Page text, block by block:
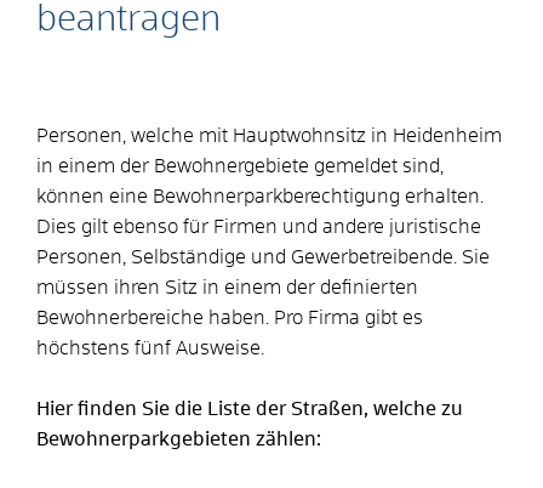
beantragen
Personen, welche mit Hauptwohnsitz in Heidenheim
in einem der Bewohnergebiete gemeldet sind,
können eine Bewohnerparkberechtigung erhalten.
Dies gilt ebenso für Firmen und andere juristische
Personen, Selbständige und Gewerbetreibende. Sie
müssen ihren Sitz in einem der definierten
Bewohnerbereiche haben. Pro Firma gibt es
höchstens fünf Ausweise.
Hier finden Sie die Liste der Straßen, welche zu
Bewohnerparkgebieten zählen: